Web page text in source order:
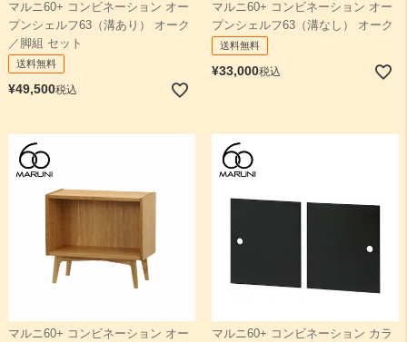
マルニ60+ コンビネーション オー
プンシェルフ63（溝あり） オーク
／脚組 セット
送料無料
¥49,500税込
マルニ60+ コンビネーション オー
プンシェルフ63（溝なし） オーク
送料無料
¥33,000税込
マルニ60+ コンビネーション オー
マルニ60+ コンビネーション カラ